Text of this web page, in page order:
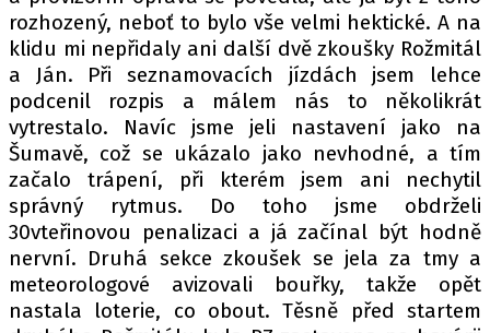
rozhozený, neboť to bylo vše velmi hektické. A na
klidu mi nepřidaly ani další dvě zkoušky Rožmitál
a Ján. Při seznamovacích jízdách jsem lehce
podcenil rozpis a málem nás to několikrát
vytrestalo. Navíc jsme jeli nastavení jako na
Šumavě, což se ukázalo jako nevhodné, a tím
začalo trápení, při kterém jsem ani nechytil
správný rytmus. Do toho jsme obdrželi
30vteřinovou penalizaci a já začínal být hodně
nervní. Druhá sekce zkoušek se jela za tmy a
meteorologové avizovali bouřky, takže opět
nastala loterie, co obout. Těsně před startem